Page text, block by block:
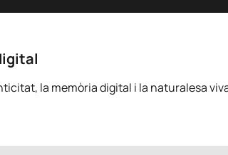
la memòria digital i la naturalesa